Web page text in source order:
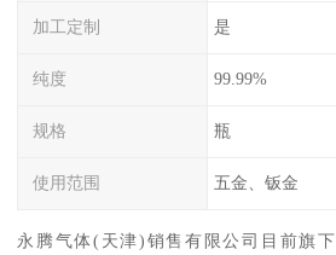
加工定制 是
纯度 99.99%
规格 瓶
使用范围 五金、钣金
永腾气体(天津)销售有限公司目前旗